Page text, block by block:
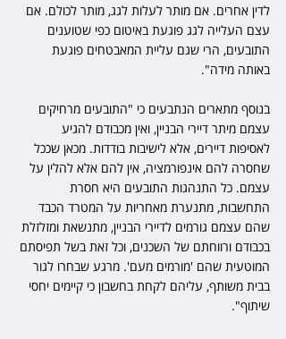
לדין אחרים. אם מותר לעלות לגג, מותר לכולם. אם
עצם העלייה לגג פוגעת באיטום כפי שטוענים
התובעים, הרי שגם עליית המאבטחים פוגעת
באותה מידה".
בנוסף מתארים הנתבעים כי "התובעים מרחיקים
עצמם מיתר דיירי הבניין, ואין מכבודם להגיע
לאסיפות דיירים, אלא לישיבות בודדות. מכאן שככל
שחסרה להם אינפורמציה, אין להם אלא להלין על
עצמם. כל התנהגות התובעים היא חסרת
התחשבות, מתנערת מאחריות על המטרד הכבד
שהם עצמם גורמים לדיירי הבניין, מתנשאת ומזלזלת
בכבודם ורווחתם של השכנים, וכל זאת בשל תפיסתם
המוטעית שהם 'מורמים מעם'. מרגע שבחרו לגור
בבית משותף, עליהם לקחת בחשבון כי קיימים יחסי
שיתוף".